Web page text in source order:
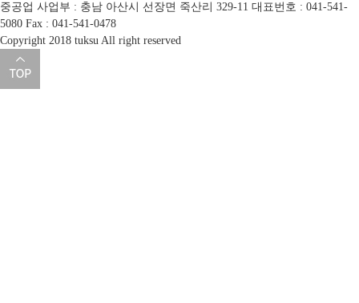
중공업 사업부 : 충남 아산시 선장면 죽산리 329-11 대표번호 : 041-541-
5080 Fax : 041-541-0478
Copyright 2018 tuksu All right reserved